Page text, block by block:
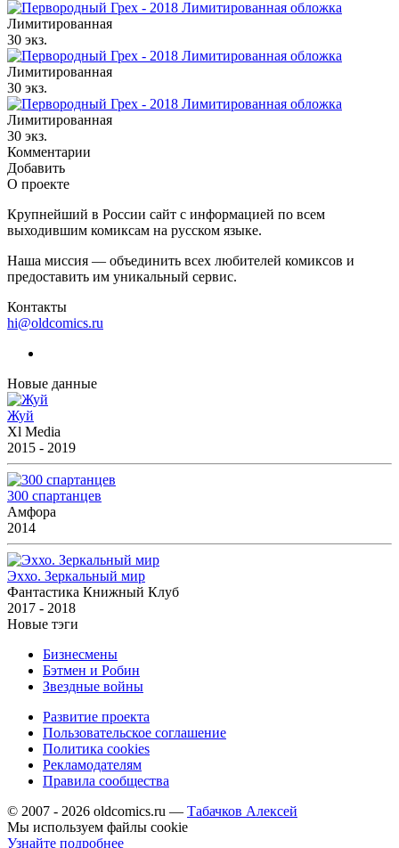
Лимитированная
30 экз.
Лимитированная
30 экз.
Лимитированная
30 экз.
Комментарии
Добавить
О проекте
Крупнейший в России сайт с информацией по всем
выходившим комиксам на русском языке.
Наша миссия — объединить всех любителей комиксов и
предоставить им уникальный сервис.
Контакты
hi@oldcomics.ru
Новые данные
Жуй
Xl Media
2015 - 2019
300 спартанцев
Амфора
2014
Эххо. Зеркальный мир
Фантастика Книжный Клуб
2017 - 2018
Новые тэги
Бизнесмены
Бэтмен и Робин
Звездные войны
Развитие проекта
Пользовательское соглашение
Политика cookies
Рекламодателям
Правила сообщества
© 2007 - 2026 oldcomics.ru — Табачков Алексей
Мы используем файлы cookie
Узнайте подробнее